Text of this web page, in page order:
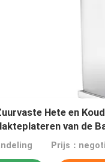
Hete en
van de
te makenPrijs：